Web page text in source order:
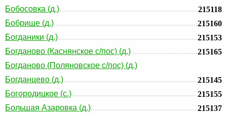
Бобосовка (д.)
215118
Бобрище (д.)
215160
Богданики (д.)
215153
Богданово (Каснянское с/пос) (д.)
215165
Богданово (Поляновское с/пос) (д.)
Богданцево (д.)
215145
Богородицкое (с.)
215155
Большая Азаровка (д.)
215137